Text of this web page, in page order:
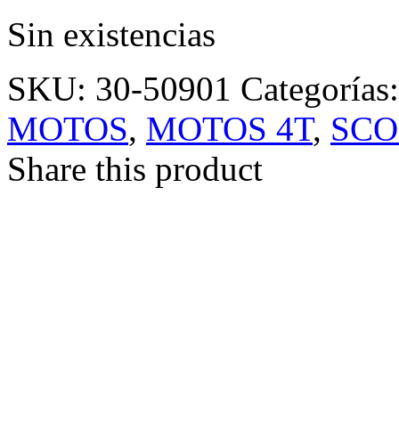
Sin existencias
SKU: 30-50901
MOTOS, MOTOS 4T,
Share this product